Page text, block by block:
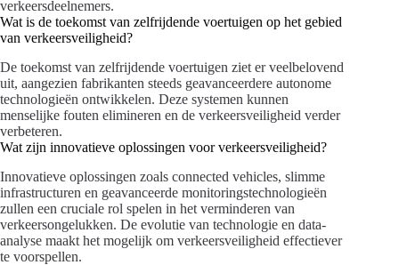
verkeersdeelnemers.
Wat is de toekomst van zelfrijdende voertuigen op het gebied
van verkeersveiligheid?
De toekomst van zelfrijdende voertuigen ziet er veelbelovend
uit, aangezien fabrikanten steeds geavanceerdere autonome
technologieën ontwikkelen. Deze systemen kunnen
menselijke fouten elimineren en de verkeersveiligheid verder
verbeteren.
Wat zijn innovatieve oplossingen voor verkeersveiligheid?
Innovatieve oplossingen zoals connected vehicles, slimme
infrastructuren en geavanceerde monitoringstechnologieën
zullen een cruciale rol spelen in het verminderen van
verkeersongelukken. De evolutie van technologie en data-
analyse maakt het mogelijk om verkeersveiligheid effectiever
te voorspellen.